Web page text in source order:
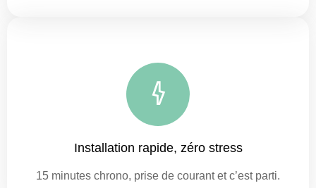
Installation rapide, zéro stress
15 minutes chrono, prise de courant et c’est parti.